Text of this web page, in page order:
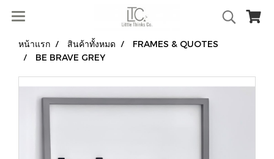
หน้าแรก สินค้าทั้งหมด
FRAMES & QUOTES
BE BRAVE GREY